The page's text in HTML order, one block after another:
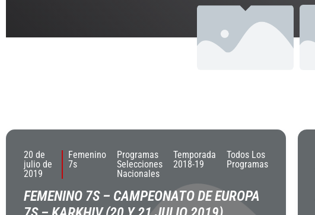
20 de
julio de
2019
Femenino
7s
Programas
Selecciones
Nacionales
Temporada
2018-19
Todos Los
Programas
FEMENINO 7S – CAMPEONATO DE EUROPA